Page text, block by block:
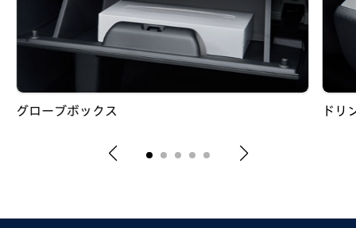
グローブボックス ドリ